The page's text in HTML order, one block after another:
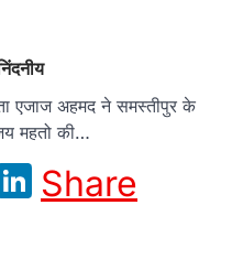
एजाज अहमद ने समस्तीपुर के
महतो की…
LinkedIn
Share